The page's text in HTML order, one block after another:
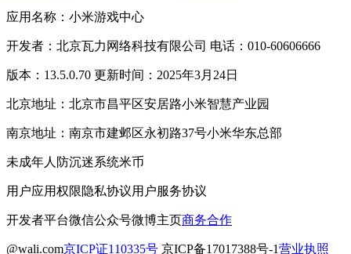
应用名称：小米游戏中心
开发者：北京瓦力网络科技有限公司 电话：010-60606666
版本：13.5.0.70 更新时间：2025年3月24日
北京地址：北京市昌平区安居路小米智慧产业园
南京地址：南京市建邺区永初路37号小米华东总部
未成年人防沉迷系统米币
用户应用权限隐私协议用户服务协议
开发者平台微信公众号微博主页商务合作
@wali.com京ICP证110335号 京ICP备17017388号-1营业执照